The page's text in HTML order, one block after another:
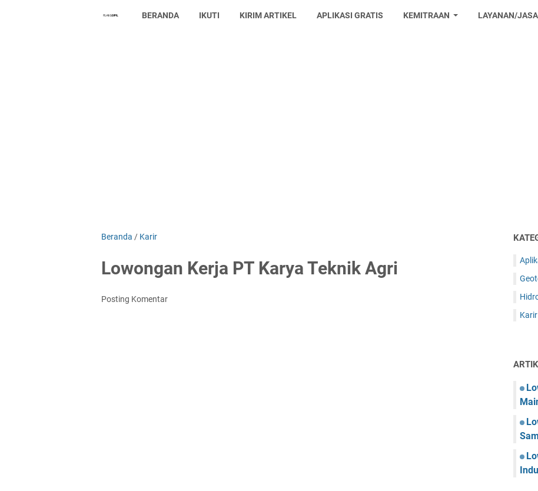
BERANDA IKUTI KIRIM ARTIKEL APLIKASI GRATIS KEMITRAAN LAYANAN/JASA
Beranda / Karir
Lowongan Kerja PT Karya Teknik Agri
Posting Komentar
Karir